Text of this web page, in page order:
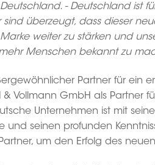
Deutschland. - Deutschland ist
sind überzeugt, dass dieser
weiter zu stärken und
Menschen bekannt zu
Partner für ein
& Vollmann GmbH als Partner
Unternehmen ist mit
und seinen profunden
um den Erfolg des